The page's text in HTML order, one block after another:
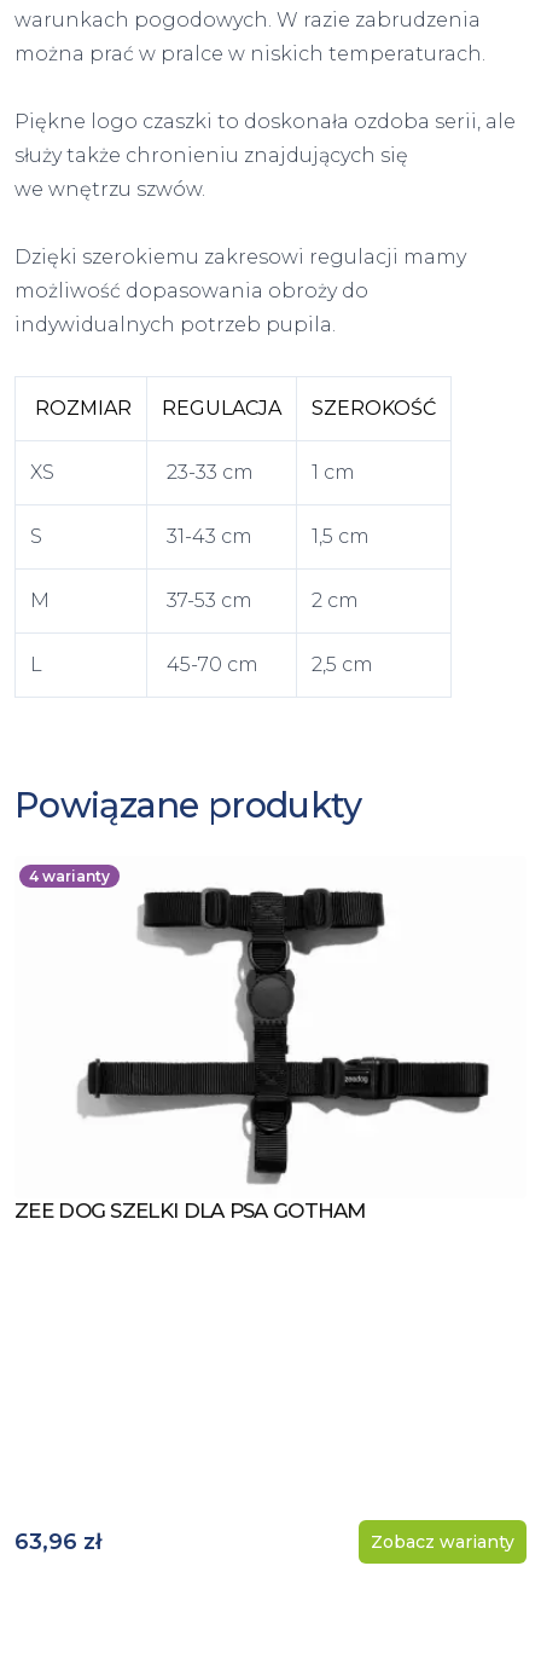
warunkach pogodowych. W razie zabrudzenia
można prać w pralce w niskich temperaturach.
Piękne logo czaszki to doskonała ozdoba serii, ale
służy także chronieniu znajdujących się
we wnętrzu szwów.
Dzięki szerokiemu zakresowi regulacji mamy
możliwość dopasowania obroży do
indywidualnych potrzeb pupila.
ROZMIAR REGULACJA SZEROKOŚĆ
XS 23-33 cm 1 cm
S 31-43 cm 1,5 cm
M 37-53 cm 2 cm
L 45-70 cm 2,5 cm
Powiązane produkty
4 warianty
Zobacz produkt
ZEE DOG SZELKI DLA PSA GOTHAM
63,96 zł Zobacz warianty